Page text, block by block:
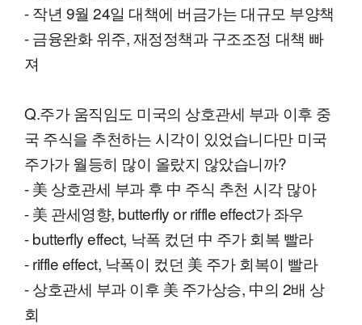
- 작년 9월 24일 대책에 버금가는 대규모 부양책
- 금융완화 위주, 재정정책과 구조조정 대책 빠
져
Q.주가 움직임도 미국의 상호관세 부과 이후 중
국 주식을 추천하는 시각이 있었습니다만 미국
주가가 월등히 많이 올랐지 않았습니까?
- 美 상호관세 부과 후 中 주식 추천 시각 많아
- 美 관세영향, butterfly or riffle effect가 좌우
- butterfly effect, 낙폭 컸던 中 주가 회복 빨라
- riffle effect, 낙폭이 컸던 美 주가 회복이 빨라
- 상호관세 부과 이후 美 주가상승, 中의 2배 상
회